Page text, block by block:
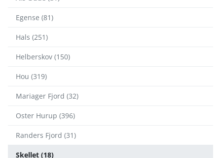
Egense (81)
Hals (251)
Helberskov (150)
Hou (319)
Mariager Fjord (32)
Oster Hurup (396)
Randers Fjord (31)
Skellet (18)